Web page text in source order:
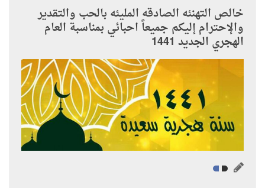
خالص التهنئه الصادقه المليئه بالحب والتقدير
والإحترام إليكم جميعاً احبائي بمناسبة العام
الهجري الجديد 1441